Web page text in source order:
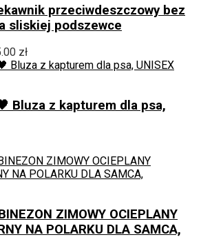
przeciwdeszczowy bez
sliskiej podszewce
złZakres
cen:
do
Bluza z kapturem dla psa,
ZIMOWY OCIEPLANY
NA POLARKU DLA SAMCA,